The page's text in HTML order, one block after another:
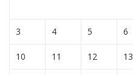
3 4 5 6
10 11 12 13